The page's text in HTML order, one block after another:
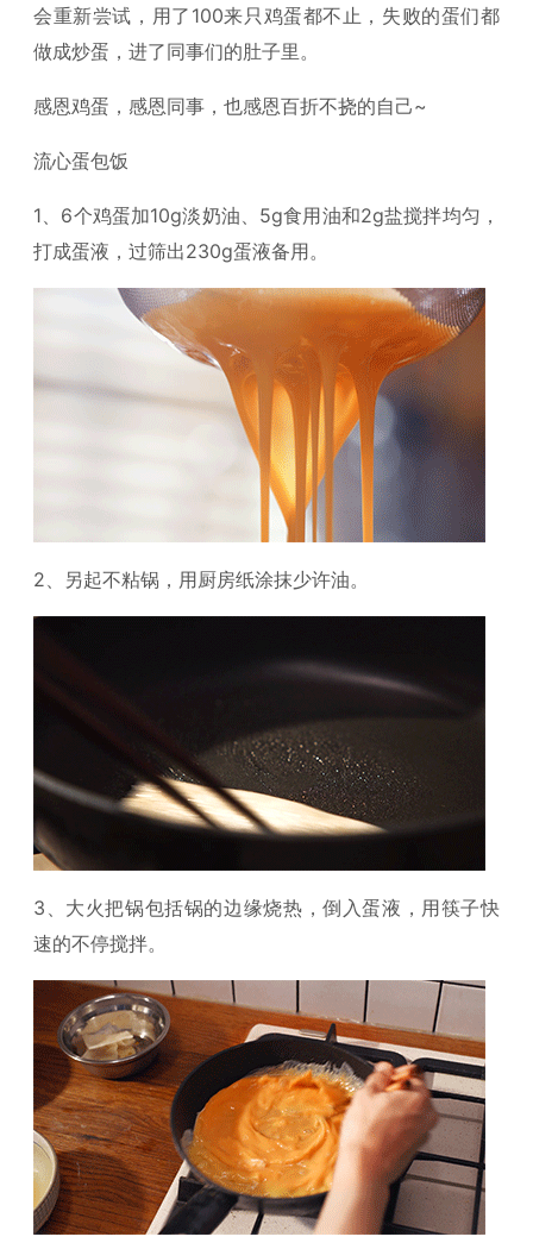
会重新尝试，用了100来只鸡蛋都不止，失败的蛋们都
做成炒蛋，进了同事们的肚子里。
感恩鸡蛋，感恩同事，也感恩百折不挠的自己~
流心蛋包饭
1、6个鸡蛋加10g淡奶油、5g食用油和2g盐搅拌均匀，
打成蛋液，过筛出230g蛋液备用。
2、另起不粘锅，用厨房纸涂抹少许油。
3、大火把锅包括锅的边缘烧热，倒入蛋液，用筷子快
速的不停搅拌。